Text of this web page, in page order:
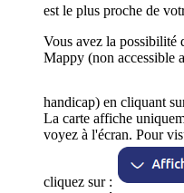
est le plus proche de
Vous avez la possibilité
Mappy (non accessible
handicap) en cliquant
La carte affiche
voyez à l'écran. Pour
cliquez sur :